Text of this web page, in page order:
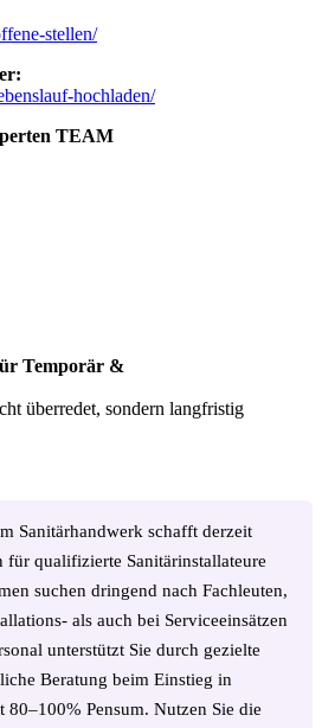
stellen/
hochladen/
TEAM
Temporär &
überredet, sondern langfristig
Sanitärhandwerk schafft derzeit
für qualifizierte Sanitärinstallateure
suchen dringend nach Fachleuten,
als auch bei Serviceeinsätzen
unterstützt Sie durch gezielte
Beratung beim Einstieg in
80–100% Pensum. Nutzen Sie die